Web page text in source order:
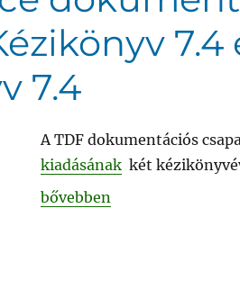
7.4
7.4
A TDF dokumentációs
kiadásánakkét
„LibreOffice
bővebben